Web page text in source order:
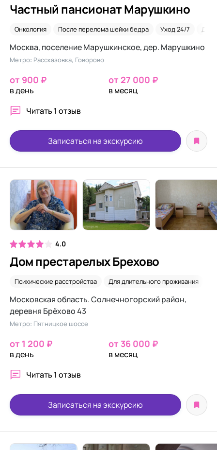
Частный пансионат Марушкино
Онкология После перелома шейки бедра Уход 24/7
Москва, поселение Марушкинское, дер. Марушкино
Метро: Рассказовка, Говорово
от 900 ₽
в день
от 27 000 ₽
в месяц
Читать 1 отзыв
Записаться на экскурсию
4.0
Дом престарелых Брехово
Психические расстройства Для длительного проживания
Московская область. Солнечногорский район,
деревня Брёхово 43
Метро: Пятницкое шоссе
от 1 200 ₽
в день
от 36 000 ₽
в месяц
Читать 1 отзыв
Записаться на экскурсию